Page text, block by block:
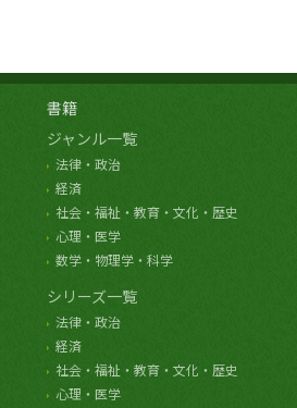
書籍
ジャンル一覧
法律・政治
経済
社会・福祉・教育・文化・歴史
心理・医学
数学・物理学・科学
シリーズ一覧
法律・政治
経済
社会・福祉・教育・文化・歴史
心理・医学